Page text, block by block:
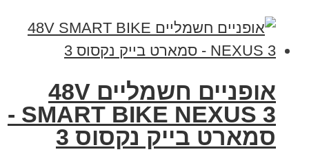
אופניים חשמליים 48V
SMART BIKE NEXUS 3 -
סמארט בייק נקסוס 3